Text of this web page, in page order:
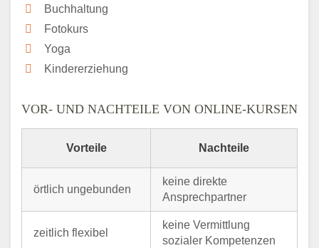
Buchhaltung
Fotokurs
Yoga
Kindererziehung
VOR- UND NACHTEILE VON ONLINE-KURSEN
Vorteile Nachteile
örtlich ungebunden
keine direkte
Ansprechpartner
zeitlich flexibel
keine Vermittlung
sozialer Kompetenzen